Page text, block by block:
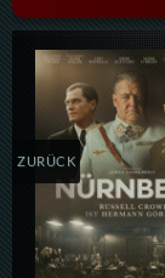
Details,Play
ZURÜCK